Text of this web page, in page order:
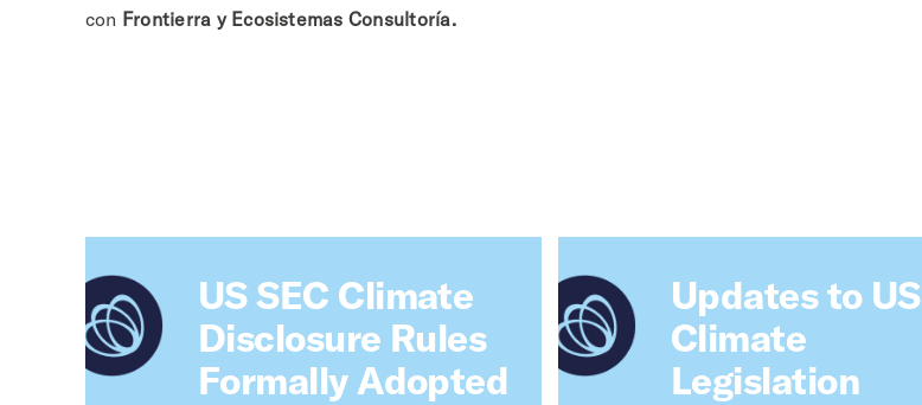
con Frontierra y Ecosistemas Consultoría.
US SEC Climate
Disclosure Rules
Formally Adopted
Updates to US
Climate
Legislation